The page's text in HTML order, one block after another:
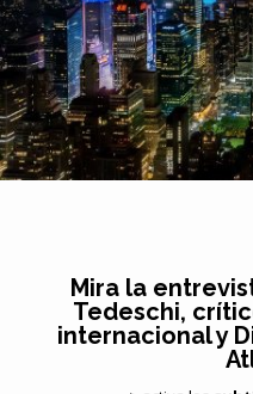
Mira la
Tedeschi,
internacional y